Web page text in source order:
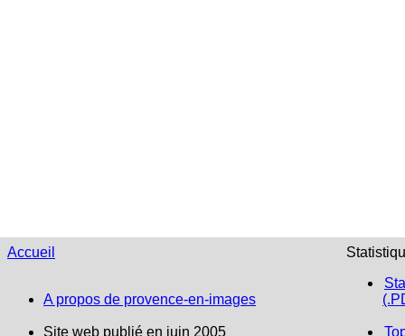
Accueil
A propos de provence-en-images
Site web publié en juin 2005